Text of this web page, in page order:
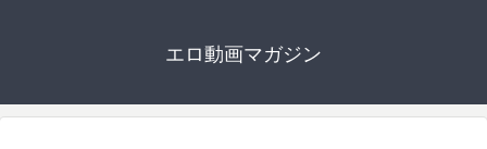
エロ動画マガジン